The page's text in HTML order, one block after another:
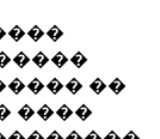
��
����